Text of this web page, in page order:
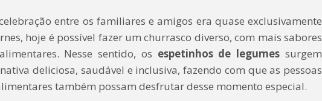
entre os familiares e amigos era quase exclusivamente
hoje é possível fazer um churrasco diverso, com mais sabores
Nesse sentido, os espetinhos de legumes surgem
deliciosa, saudável e inclusiva, fazendo com que as pessoas
também possam desfrutar desse momento especial.